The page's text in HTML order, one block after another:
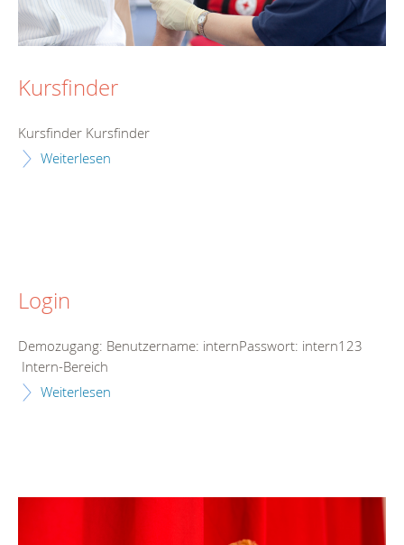
Kursfinder
Kursfinder Kursfinder
Weiterlesen
Login
Demozugang: Benutzername: internPasswort: intern123
Intern-Bereich
Weiterlesen